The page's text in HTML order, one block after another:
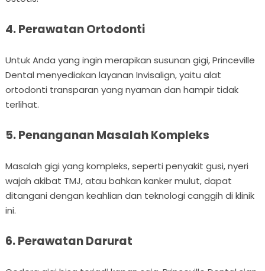
4. Perawatan Ortodonti
Untuk Anda yang ingin merapikan susunan gigi, Princeville
Dental menyediakan layanan Invisalign, yaitu alat
ortodonti transparan yang nyaman dan hampir tidak
terlihat.
5. Penanganan Masalah Kompleks
Masalah gigi yang kompleks, seperti penyakit gusi, nyeri
wajah akibat TMJ, atau bahkan kanker mulut, dapat
ditangani dengan keahlian dan teknologi canggih di klinik
ini.
6. Perawatan Darurat